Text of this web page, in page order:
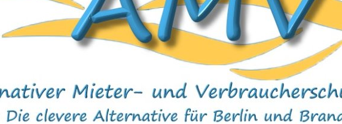
MODERNISIERUNGEN
SCHÖNHEITSREPARATUREN